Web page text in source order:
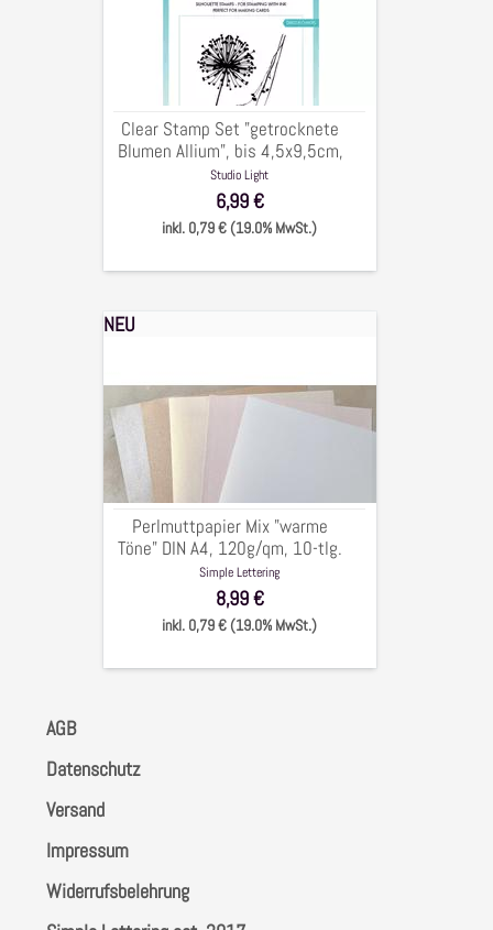
"getrocknete
4,5x9,5cm,
2-
tlg.
Clear Stamp Set "getrocknete
Blumen Allium", bis 4,5x9,5cm,
2-tlg.
Studio Light
6,99 €
inkl. 0,79 € (19.0% MwSt.)
Perlmuttpapier
"warme
Töne"
DIN
A4,
120g/qm,
10-
tlg.
NEU
Perlmuttpapier Mix "warme
Töne" DIN A4, 120g/qm, 10-tlg.
Simple Lettering
8,99 €
inkl. 0,79 € (19.0% MwSt.)
AGB
Datenschutz
Versand
Impressum
Widerrufsbelehrung